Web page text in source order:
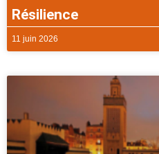
Résilience
11 juin 2026